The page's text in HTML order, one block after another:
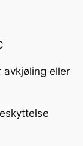
eller